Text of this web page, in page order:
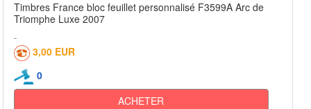
Timbres France bloc feuillet personnalisé F3599A Arc de
Triomphe Luxe 2007
3,00 EUR
0
ACHETER